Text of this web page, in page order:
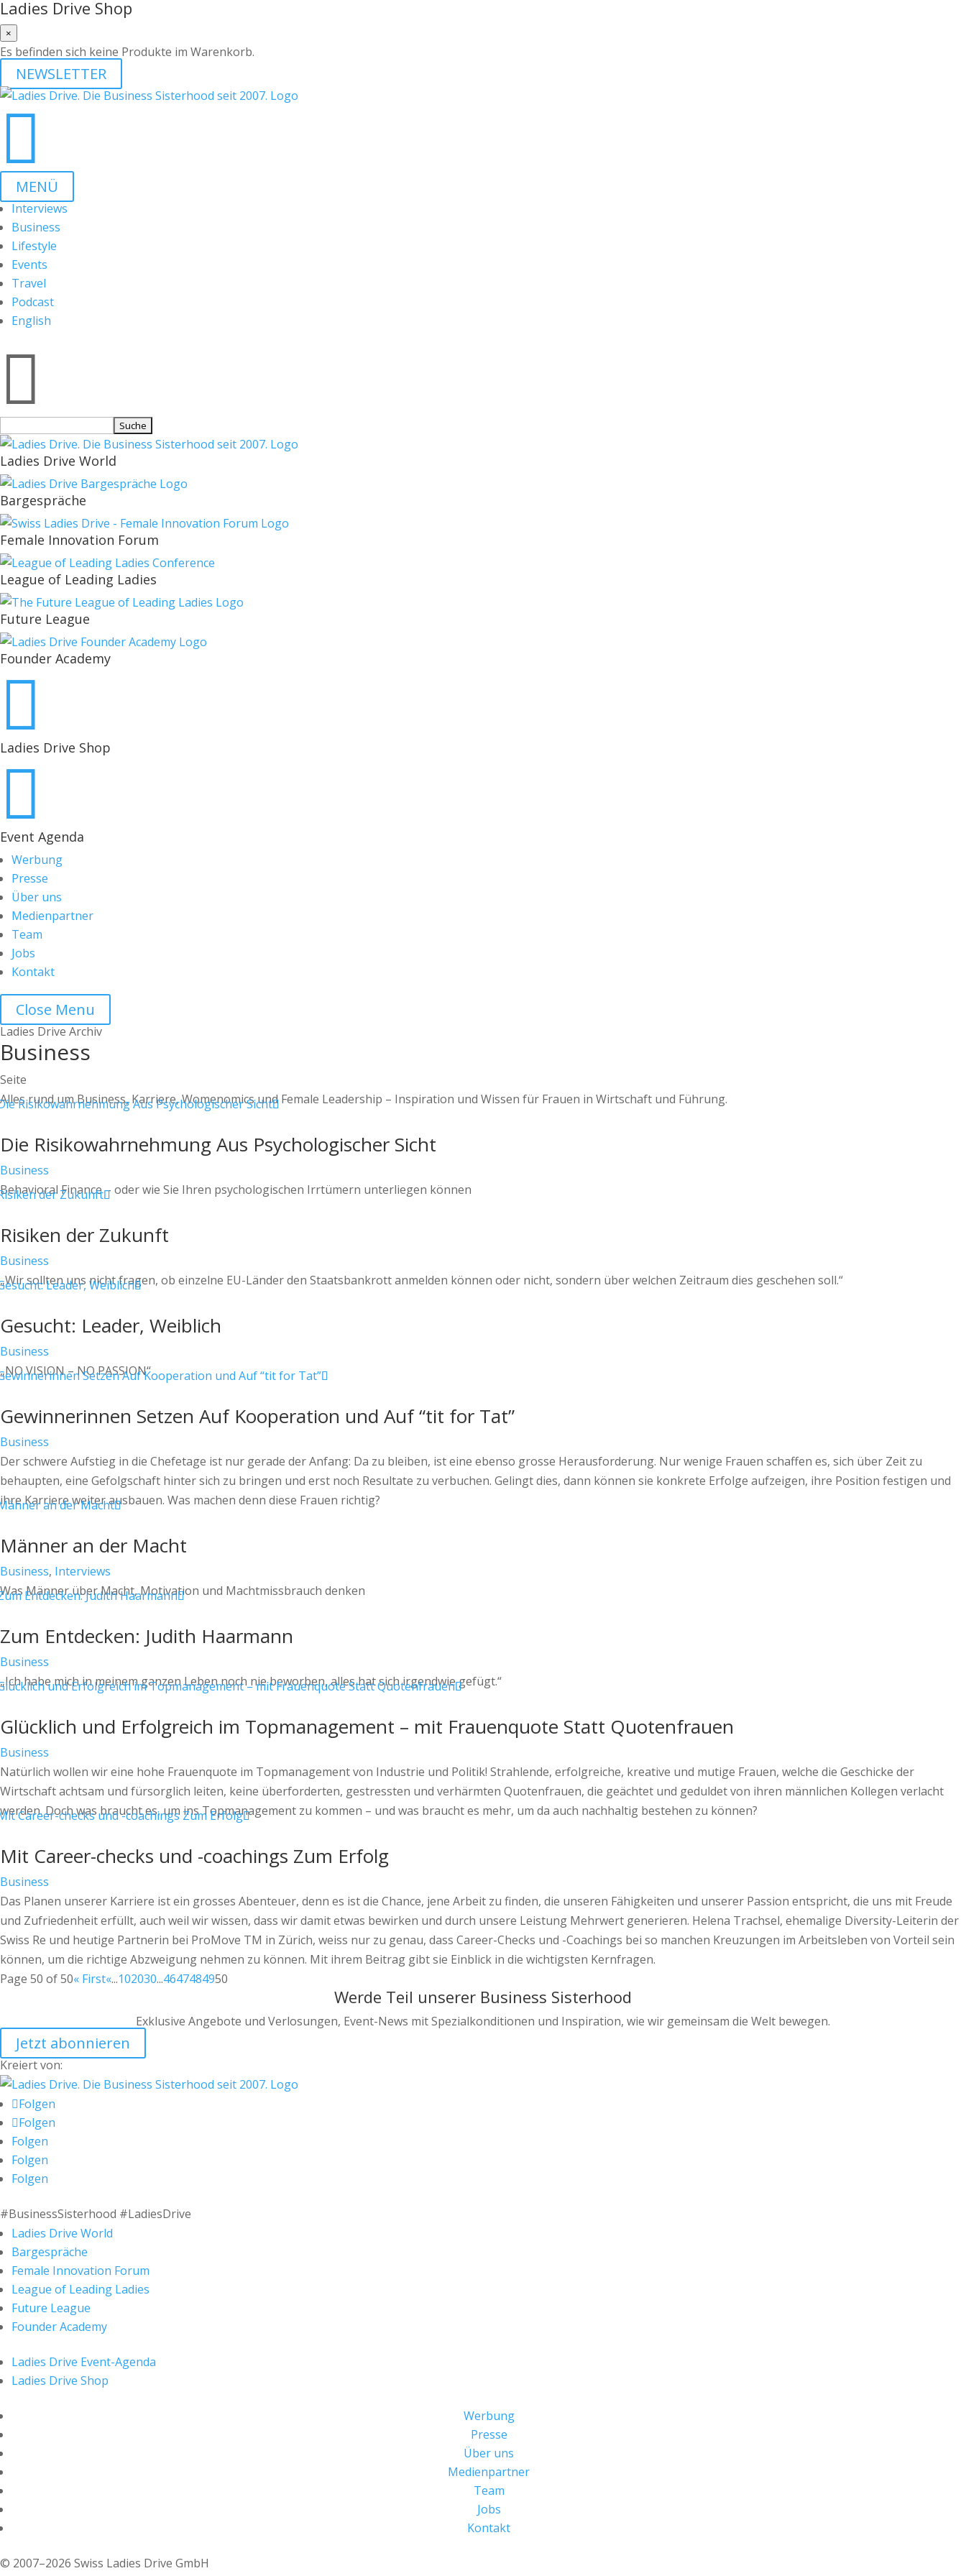
Ladies Drive Shop
×
Es befinden sich keine Produkte im Warenkorb.
NEWSLETTER

MENÜ
Interviews
Business
Lifestyle
Events
Travel
Podcast
English

nach:
Ladies Drive World
Bargespräche
Female Innovation Forum
League of Leading Ladies
Future League
Founder Academy

Ladies Drive Shop

Event Agenda
Werbung
Presse
Über uns
Medienpartner
Team
Jobs
Kontakt
Close Menu
Ladies Drive Archiv
Business
Seite
Alles rund um Business, Karriere, Womenomics und Female Leadership – Inspiration und Wissen für Frauen in Wirtschaft und Führung.
Die Risikowahrnehmung Aus Psychologischer Sicht
Business
Behavioral Finance – oder wie Sie Ihren psychologischen Irrtümern unterliegen können
Risiken der Zukunft
Business
„Wir sollten uns nicht fragen, ob einzelne EU-Länder den Staatsbankrott anmelden können oder nicht, sondern über welchen Zeitraum dies geschehen soll.“
Gesucht: Leader, Weiblich
Business
„NO VISION – NO PASSION“
Gewinnerinnen Setzen Auf Kooperation und Auf “tit for Tat”
Business
Der schwere Aufstieg in die Chefetage ist nur gerade der Anfang: Da zu bleiben, ist eine ebenso grosse Herausforderung. Nur wenige Frauen schaffen es, sich über Zeit zu
behaupten, eine Gefolgschaft hinter sich zu bringen und erst noch Resultate zu verbuchen. Gelingt dies, dann können sie konkrete Erfolge aufzeigen, ihre Position festigen und
ihre Karriere weiter ausbauen. Was machen denn diese Frauen richtig?
Männer an der Macht
Business, Interviews
Was Männer über Macht, Motivation und Machtmissbrauch denken
Zum Entdecken: Judith Haarmann
Business
„Ich habe mich in meinem ganzen Leben noch nie beworben, alles hat sich irgendwie gefügt.“
Glücklich und Erfolgreich im Topmanagement – mit Frauenquote Statt Quotenfrauen
Business
Natürlich wollen wir eine hohe Frauenquote im Topmanagement von Industrie und Politik! Strahlende, erfolgreiche, kreative und mutige Frauen, welche die Geschicke der
Wirtschaft achtsam und fürsorglich leiten, keine überforderten, gestressten und verhärmten Quotenfrauen, die geächtet und geduldet von ihren männlichen Kollegen verlacht
werden. Doch was braucht es, um ins Topmanagement zu kommen – und was braucht es mehr, um da auch nachhaltig bestehen zu können?
Mit Career-checks und -coachings Zum Erfolg
Business
Das Planen unserer Karriere ist ein grosses Abenteuer, denn es ist die Chance, jene Arbeit zu finden, die unseren Fähigkeiten und unserer Passion entspricht, die uns mit Freude
und Zufriedenheit erfüllt, auch weil wir wissen, dass wir damit etwas bewirken und durch unsere Leistung Mehrwert generieren. Helena Trachsel, ehemalige Diversity-Leiterin der
Swiss Re und heutige Partnerin bei ProMove TM in Zürich, weiss nur zu genau, dass Career-Checks und -Coachings bei so manchen Kreuzungen im Arbeitsleben von Vorteil sein
können, um die richtige Abzweigung nehmen zu können. Mit ihrem Beitrag gibt sie Einblick in die wichtigsten Kernfragen.
Page 50 of 50« First«...102030...4647484950
Werde Teil unserer Business Sisterhood
Exklusive Angebote und Verlosungen, Event-News mit Spezialkonditionen und Inspiration, wie wir gemeinsam die Welt bewegen.
Jetzt abonnieren
Kreiert von:
Folgen
Folgen
Folgen
Folgen
Folgen
#BusinessSisterhood #LadiesDrive
Ladies Drive World
Bargespräche
Female Innovation Forum
League of Leading Ladies
Future League
Founder Academy
Ladies Drive Event-Agenda
Ladies Drive Shop
Werbung
Presse
Über uns
Medienpartner
Team
Jobs
Kontakt
© 2007–2026 Swiss Ladies Drive GmbH